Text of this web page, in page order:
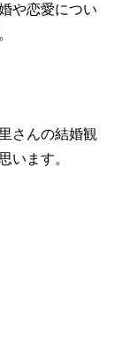
や恋愛につい
さんの結婚観
います。